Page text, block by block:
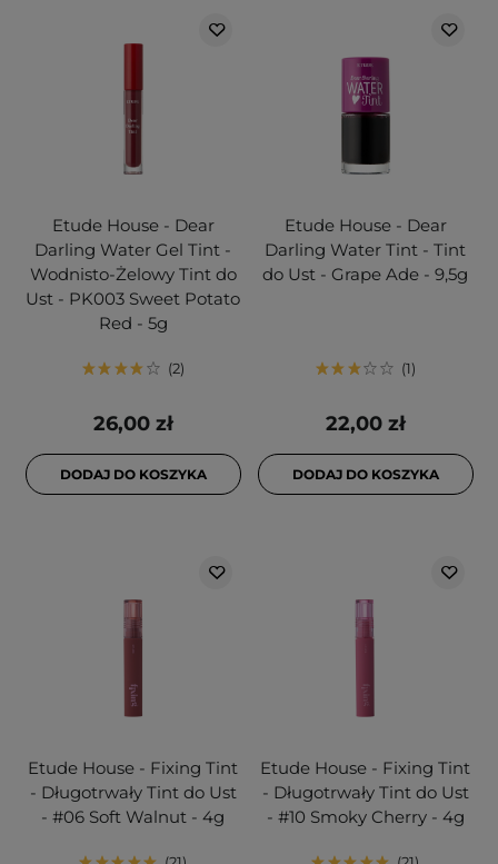
Etude House - Dear
Darling Water Gel Tint -
Wodnisto-Żelowy Tint do
Ust - PK003 Sweet Potato
Red - 5g
2
26,00 zł
DODAJ DO KOSZYKA
Etude House - Dear
Darling Water Tint - Tint
do Ust - Grape Ade - 9,5g
1
22,00 zł
DODAJ DO KOSZYKA
Etude House - Fixing Tint
- Długotrwały Tint do Ust
- #06 Soft Walnut - 4g
Etude House - Fixing Tint
- Długotrwały Tint do Ust
- #10 Smoky Cherry - 4g